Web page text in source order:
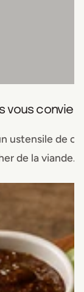
vous
ustensile de
de la viande....